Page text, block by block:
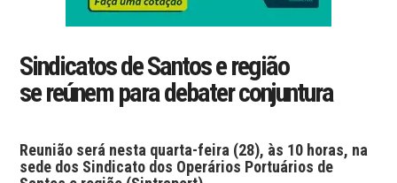
Sindicatos de Santos e região
se reúnem para debater conjuntura
Reunião será nesta quarta-feira (28), às 10 horas, na
sede dos Sindicato dos Operários Portuários de